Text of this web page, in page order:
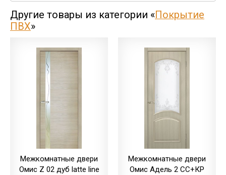
Другие товары из категории «Покрытие
ПВХ»
Межкомнатные двери
Омис Z 02 дуб latte line
Межкомнатные двери
Омис Адель 2 СС+КР